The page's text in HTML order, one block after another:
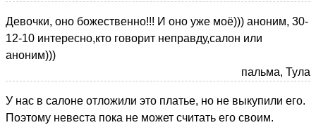
Девочки, оно божественно!!! И оно уже моё))) аноним, 30-
12-10 интересно,кто говорит неправду,салон или
аноним)))
пальма, Тула
У нас в салоне отложили это платье, но не выкупили его.
Поэтому невеста пока не может считать его своим.